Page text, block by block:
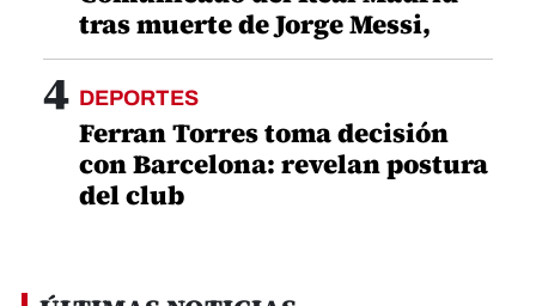
ÚLTIMAS NOTICIAS